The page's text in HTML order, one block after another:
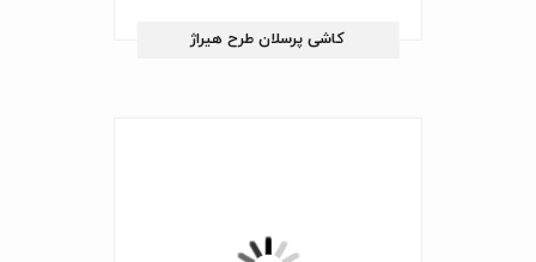
کاشی پرسلان طرح هیراژ